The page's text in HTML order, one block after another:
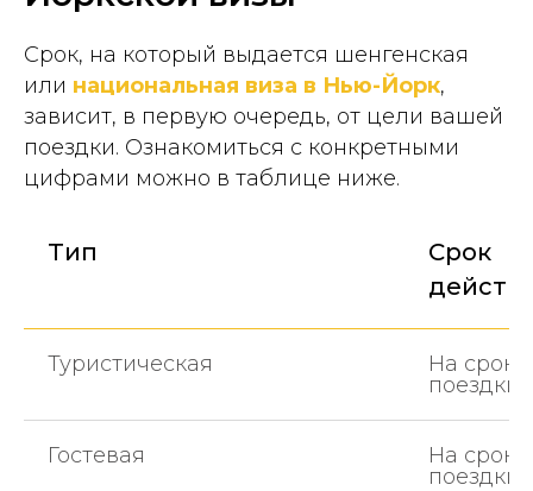
Срок, на который выдается шенгенская
или национальная виза в Нью-Йорк,
зависит, в первую очередь, от цели вашей
поездки. Ознакомиться с конкретными
цифрами можно в таблице ниже.
Тип
Срок
Туристическая
На сроки
поездки
Гостевая
На сроки
поездки